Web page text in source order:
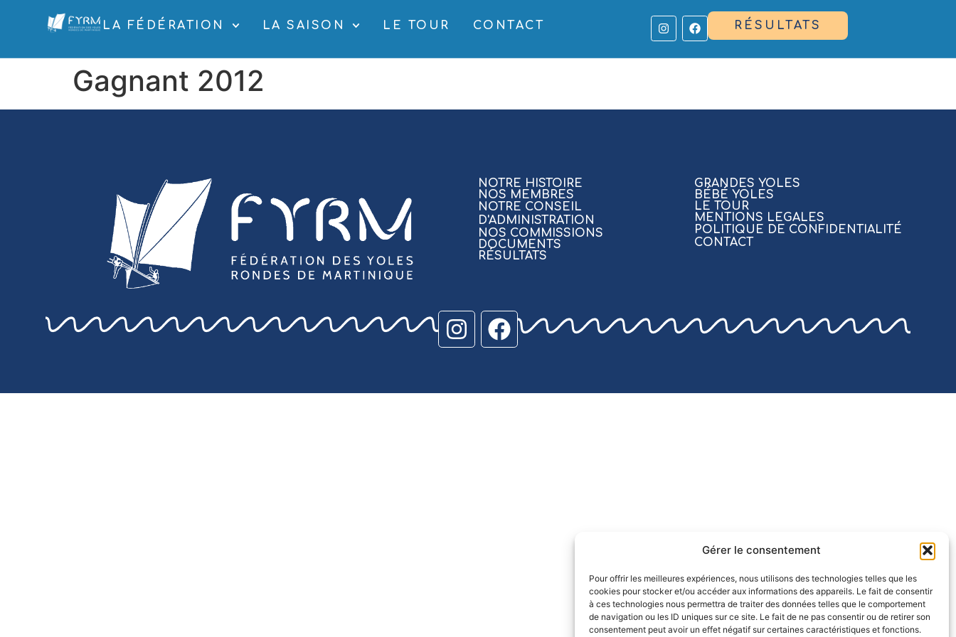
Gérer le consentement
Pour offrir les meilleures expériences, nous utilisons des technologies telles que les
cookies pour stocker et/ou accéder aux informations des appareils. Le fait de consentir
à ces technologies nous permettra de traiter des données telles que le comportement
de navigation ou les ID uniques sur ce site. Le fait de ne pas consentir ou de retirer son
consentement peut avoir un effet négatif sur certaines caractéristiques et fonctions.
LA FÉDÉRATION LA SAISON LE TOUR CONTACT RÉSULTATS
Gagnant 2012
NOTRE HISTOIRE
NOS MEMBRES
NOTRE CONSEIL
D'ADMINISTRATION
NOS COMMISSIONS
DOCUMENTS
RÉSULTATS
GRANDES YOLES
BÉBÉ YOLES
LE TOUR
MENTIONS LEGALES
POLITIQUE DE CONFIDENTIALITÉ
CONTACT